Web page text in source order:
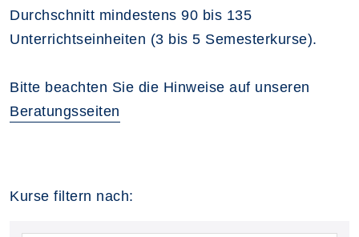
Durchschnitt mindestens 90 bis 135
Unterrichtseinheiten (3 bis 5 Semesterkurse).
Bitte beachten Sie die Hinweise auf unseren
Beratungsseiten
Kurse filtern nach: